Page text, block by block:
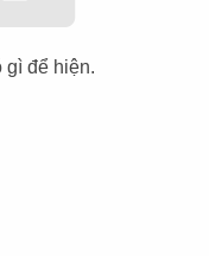
gì để hiện.